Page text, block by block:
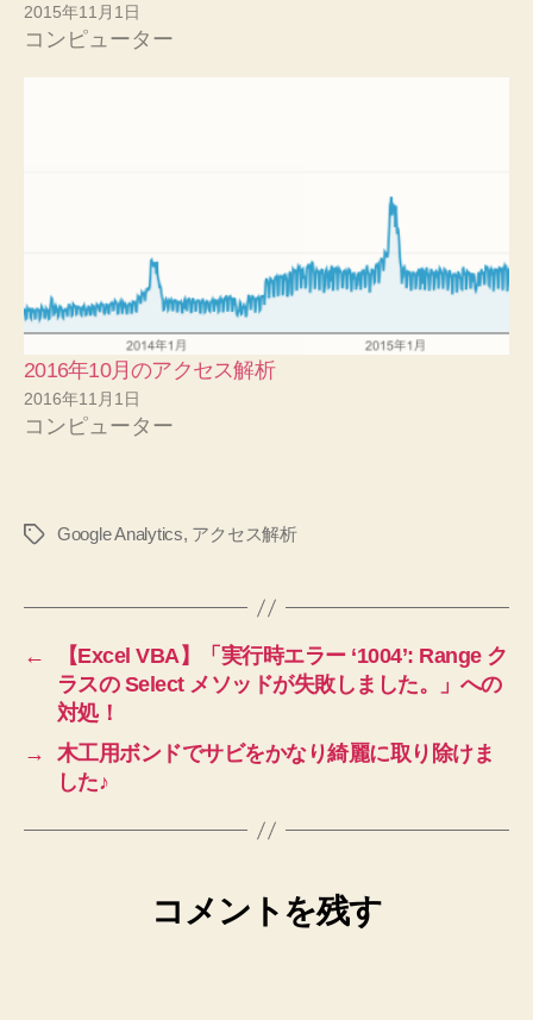
2015年11月1日
コンピューター
2016年10月のアクセス解析
2016年11月1日
コンピューター
タ
Google Analytics, アクセス解析
←
【Excel VBA】「実行時エラー ‘1004’: Range ク
ラスの Select メソッドが失敗しました。」への
対処！
→
木工用ボンドでサビをかなり綺麗に取り除けま
した♪
コメントを残す